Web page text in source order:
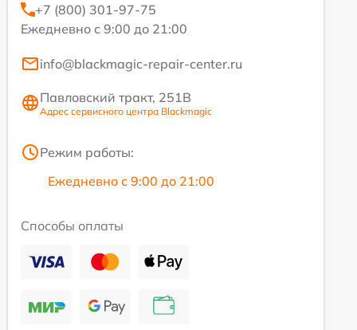
+7 (800) 301-97-75
Ежедневно с 9:00 до 21:00
info@blackmagic-repair-center.ru
Павловский тракт, 251В
Адрес сервисного центра Blackmagic
Режим работы:
Ежедневно с 9:00 до 21:00
Способы оплаты